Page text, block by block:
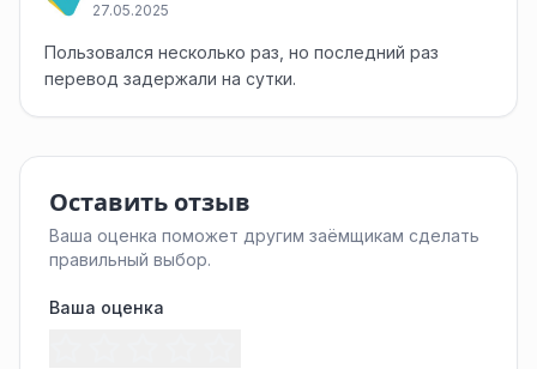
27.05.2025
Пользовался несколько раз, но последний раз
перевод задержали на сутки.
Оставить отзыв
Ваша оценка поможет другим заёмщикам сделать
правильный выбор.
Ваша оценка